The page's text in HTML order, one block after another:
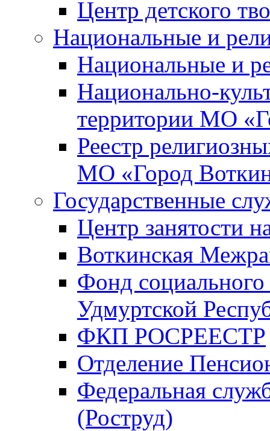
Центр детского
Национальные и
Национальные и
Национально-
территории МО
Реестр
МО «Город
Государственные
Центр занятости
Воткинская
Фонд
Удмуртской
ФКП РОСРЕЕСТР
Отделение
Федеральная
(Роструд)